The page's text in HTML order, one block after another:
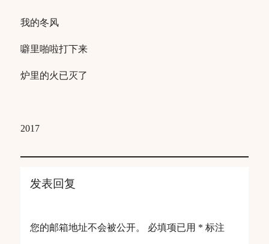
我的冬风
噼里啪啦打下来
炉里的火已灭了
2017
发表回复
您的邮箱地址不会被公开。 必填项已用 * 标注